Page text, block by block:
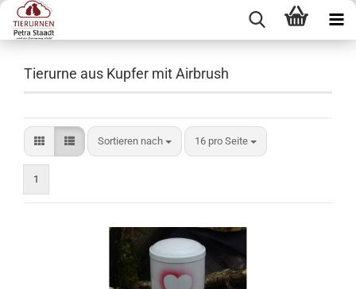
Tierurne aus Kupfer mit Airbrush
Sortieren nach
Sortieren nach 16 pro Seite
pro Seite
1